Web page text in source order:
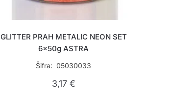
GLITTER PRAH METALIC NEON SET
6x50g ASTRA
Šifra: 05030033
3,17 €